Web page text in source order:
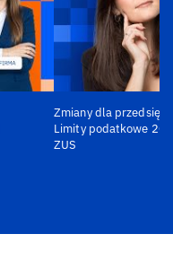
Zmiany dla
Limity podatkowe
ZUS